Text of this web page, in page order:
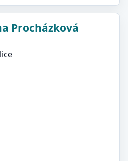
Procházková